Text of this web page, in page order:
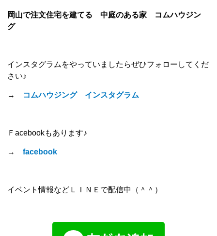
岡山で注文住宅を建てる 中庭のある家 コムハウジン
グ
インスタグラムをやっていましたらぜひフォローしてくだ
さい♪
→ コムハウジング インスタグラム
Ｆacebookもあります♪
→ facebook
イベント情報などＬＩＮＥで配信中（＾＾）